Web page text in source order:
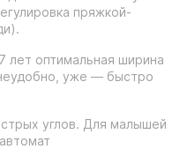
пряжкой-
лет оптимальная ширина
уже — быстро
углов. Для малышей